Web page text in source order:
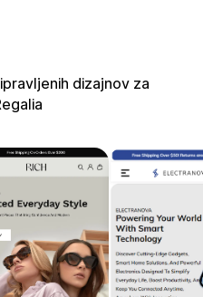
dizajnov za